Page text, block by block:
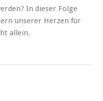
In dieser Folge
unserer Herzen für
allein.